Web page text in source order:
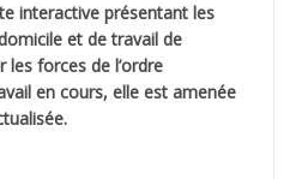
interactive présentant les
et de travail de
les forces de l’ordre
en cours, elle est amenée